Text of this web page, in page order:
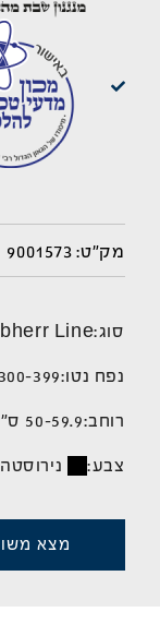
מק"ט: 9001573
סוג:Line
נפח נטו:300-399
רוחב:50-59.9 ס"מ
צבע:
מצא